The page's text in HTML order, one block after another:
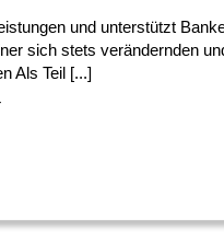
und unterstützt
sich stets verändernden
Als Teil [...]